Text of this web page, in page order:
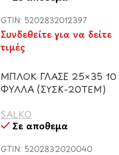
GTIN: 5202832012397
Συνδεθείτε για να δείτε
τιμές
ΜΠΛΟΚ ΓΛΑΣΕ 25×35 10
ΦΥΛΛΑ (ΣΥΣΚ-20ΤΕΜ)
SALKO
Σε απόθεμα
GTIN: 5202832020040